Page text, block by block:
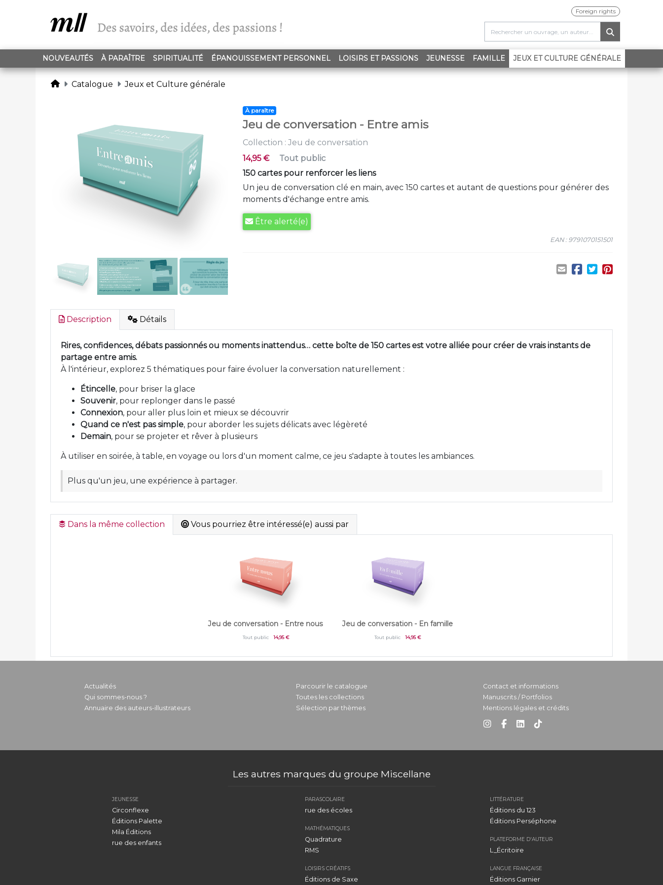
Foreign rights
NOUVEAUTÉS À PARAÎTRE SPIRITUALITÉ ÉPANOUISSEMENT PERSONNEL LOISIRS ET PASSIONS JEUNESSE FAMILLE JEUX ET CULTURE GÉNÉRALE(CURRENT)
Catalogue Jeux et Culture générale
À paraître
Jeu de conversation - Entre amis
Collection : Jeu de conversation
14,95 €
Tout public
150 cartes pour renforcer les liens
Un jeu de conversation clé en main, avec 150 cartes et autant de questions pour générer des
moments d'échange entre amis.
Être alerté(e)
EAN : 9791070151501
Description Détails
Rires, confidences, débats passionnés ou moments inattendus… cette boîte de 150 cartes est votre alliée pour créer de vrais instants de
partage entre amis.
À l'intérieur, explorez 5 thématiques pour faire évoluer la conversation naturellement :
Étincelle, pour briser la glace
Souvenir, pour replonger dans le passé
Connexion, pour aller plus loin et mieux se découvrir
Quand ce n'est pas simple, pour aborder les sujets délicats avec légèreté
Demain, pour se projeter et rêver à plusieurs
À utiliser en soirée, à table, en voyage ou lors d'un moment calme, ce jeu s'adapte à toutes les ambiances.
Plus qu'un jeu, une expérience à partager.
Dans la même collection Vous pourriez être intéressé(e) aussi par
Jeu de conversation - Entre nous
Tout public 14,95 €
Jeu de conversation - En famille
Tout public 14,95 €
Actualités
Qui sommes-nous ?
Annuaire des auteurs-illustrateurs
Parcourir le catalogue
Toutes les collections
Sélection par thèmes
Contact et informations
Manuscrits / Portfolios
Mentions légales et crédits
Les autres marques du groupe Miscellane
JEUNESSE
Circonflexe
Éditions Palette
Mila Éditions
rue des enfants
PARASCOLAIRE
rue des écoles
MATHÉMATIQUES
Quadrature
RMS
LOISIRS CRÉATIFS
Éditions de Saxe
LITTÉRATURE
Éditions du 123
Éditions Perséphone
PLATEFORME D'AUTEUR
L_Écritoire
LANGUE FRANÇAISE
Éditions Garnier